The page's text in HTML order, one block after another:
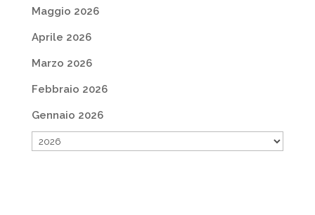
Maggio 2026
Aprile 2026
Marzo 2026
Febbraio 2026
Gennaio 2026